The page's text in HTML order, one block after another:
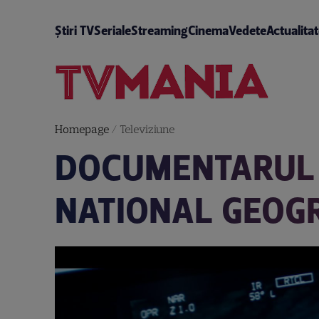
Știri TVSerialeStreamingCinemaVedete
Homepage/ Televiziune
NATIONAL